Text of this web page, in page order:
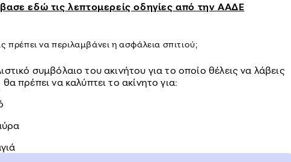
εδώ τις λεπτομερείς οδηγίες από την ΑΑΔΕ
πρέπει να περιλαμβάνει η ασφάλεια σπιτιού;
συμβόλαιο του ακινήτου για το οποίο θέλεις να λάβεις
πρέπει να καλύπτει το ακίνητο για: